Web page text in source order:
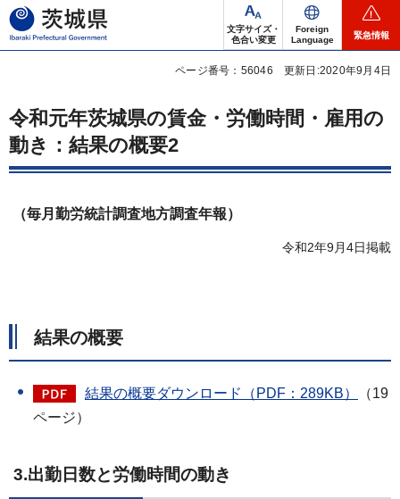
茨城県
文字サイズ・
色合い変更
Foreign
Language
緊急情報
ページ番号：56046 更新日:2020年9月4日
令和元年茨城県の賃金・労働時間・雇用の
動き：結果の概要2
（毎月勤労統計調査地方調査年報）
令和2年9月4日掲載
結果の概要
結果の概要ダウンロード（PDF：289KB）
（19
ページ）
3.出勤日数と労働時間の動き